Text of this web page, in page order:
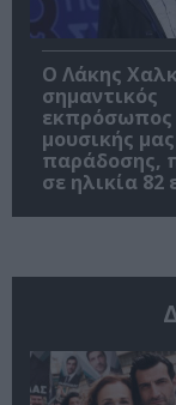
Ο Λάκης
σημαντικός
εκπρόσωπος
μουσικής μας
παράδοσης,
σε ηλικία 82